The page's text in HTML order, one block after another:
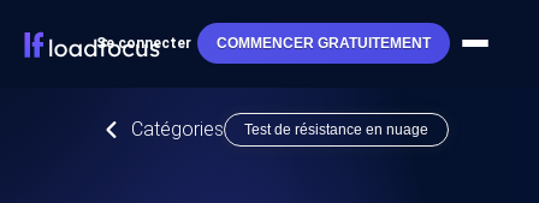
Se connecter COMMENCER GRATUITEMENT
Catégories Test de résistance en nuage